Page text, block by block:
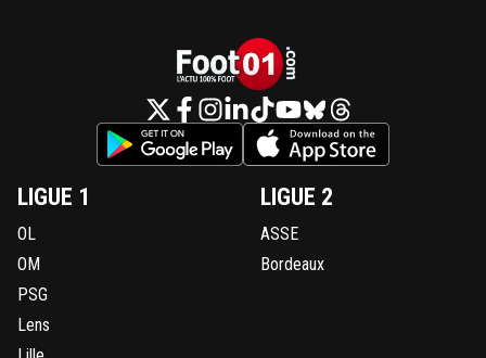
LIGUE 1
OL
OM
PSG
Lens
LIGUE 2
ASSE
Bordeaux